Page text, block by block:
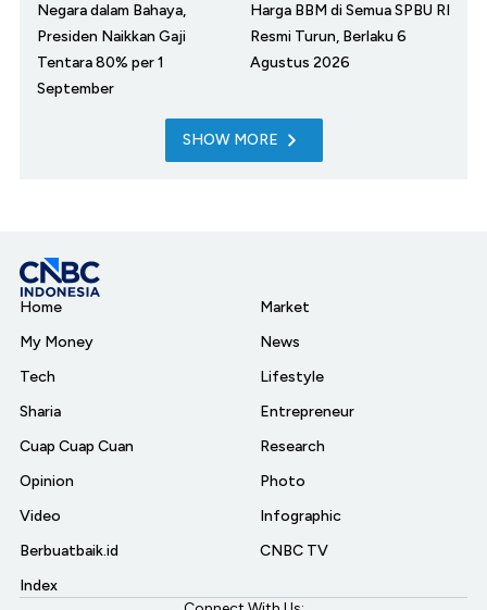
Negara dalam Bahaya,
Presiden Naikkan Gaji
Tentara 80% per 1
September
Harga BBM di Semua SPBU RI
Resmi Turun, Berlaku 6
Agustus 2026
SHOW MORE
Home
My Money
Tech
Sharia
Cuap Cuap Cuan
Opinion
Video
Berbuatbaik.id
Index
Market
News
Lifestyle
Entrepreneur
Research
Photo
Infographic
CNBC TV